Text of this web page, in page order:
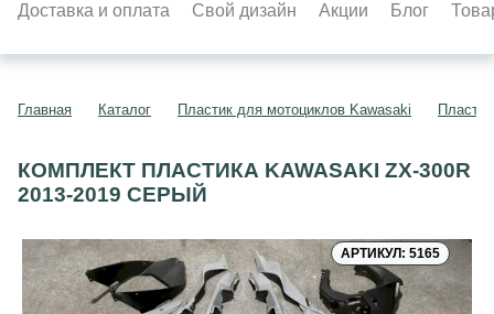
Доставка и оплата Свой дизайн Акции Блог
Главная Каталог Пластик для мотоциклов Kawasaki
КОМПЛЕКТ ПЛАСТИКА KAWASAKI ZX-300R
2013-2019 СЕРЫЙ
АРТИКУЛ: 5165